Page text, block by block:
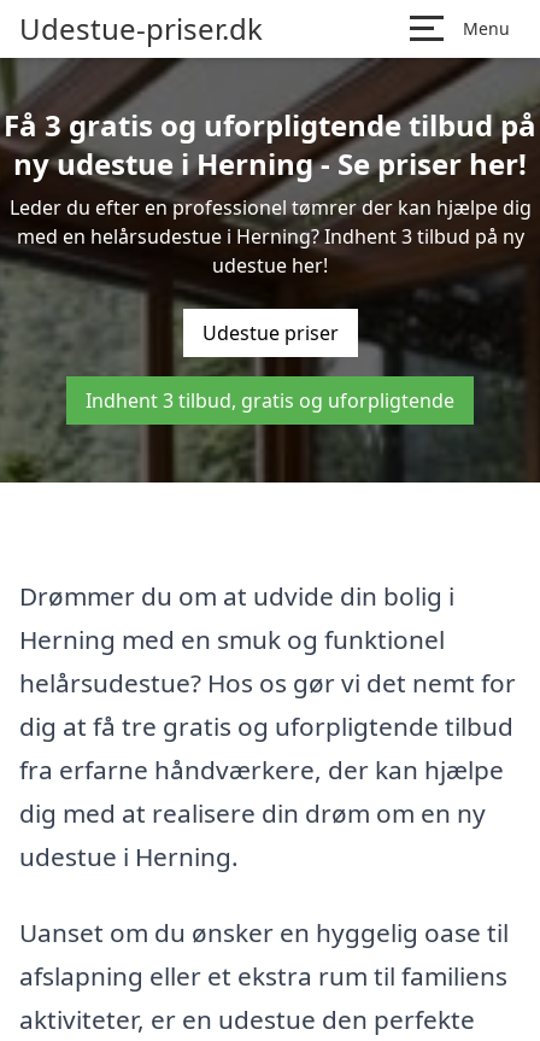
Udestue-priser.dk Menu
Få 3 gratis og uforpligtende tilbud på
ny udestue i Herning - Se priser her!
Leder du efter en professionel tømrer der kan hjælpe dig
med en helårsudestue i Herning? Indhent 3 tilbud på ny
udestue her!
Udestue priser
Indhent 3 tilbud, gratis og uforpligtende
Drømmer du om at udvide din bolig i
Herning med en smuk og funktionel
helårsudestue? Hos os gør vi det nemt for
dig at få tre gratis og uforpligtende tilbud
fra erfarne håndværkere, der kan hjælpe
dig med at realisere din drøm om en ny
udestue i Herning.
Uanset om du ønsker en hyggelig oase til
afslapning eller et ekstra rum til familiens
aktiviteter, er en udestue den perfekte